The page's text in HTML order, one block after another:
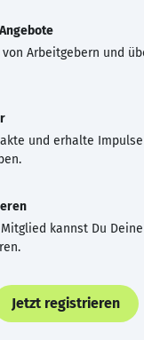
Arbeitgebern und
und erhalte
kannst Du Deine
Jetzt registrieren